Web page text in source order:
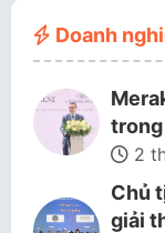
Doanh
trong
2
Chủ
giải